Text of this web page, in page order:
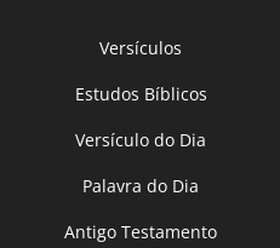
Versículos
Estudos Bíblicos
Versículo do Dia
Palavra do Dia
Antigo Testamento